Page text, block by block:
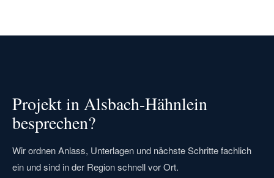
Projekt in Alsbach-Hähnlein
besprechen?
Wir ordnen Anlass, Unterlagen und nächste Schritte fachlich
ein und sind in der Region schnell vor Ort.